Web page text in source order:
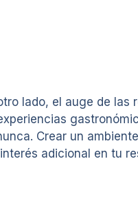
lado, el auge de las
Crear un ambiente
adicional en tu